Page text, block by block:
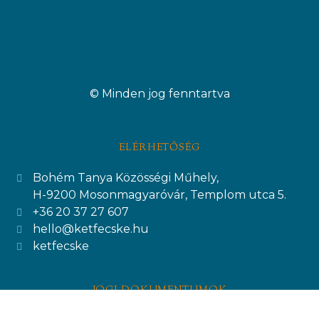
© Minden jog fenntartva
ELÉRHETŐSÉG
Bohém Tanya Közösségi Műhely,
H-9200 Mosonmagyaróvár, Templom utca 5.
+36 20 37 27 607
hello@ketfecske.hu
ketfecske
JOGI DOKUMENTUMOK